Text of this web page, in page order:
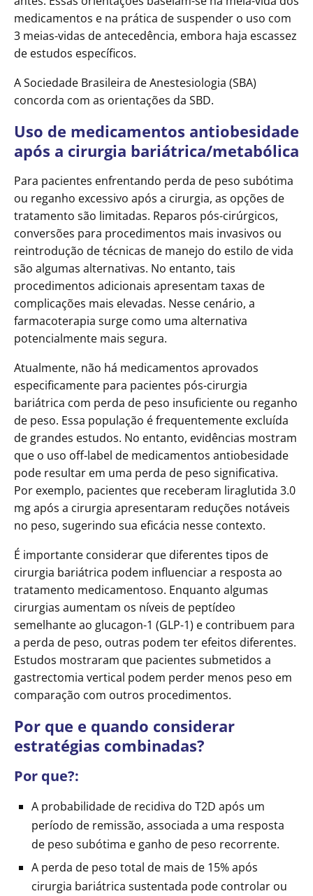
medicamentos e na prática de suspender o uso com
3 meias-vidas de antecedência, embora haja escassez
de estudos específicos.
A Sociedade Brasileira de Anestesiologia (SBA)
concorda com as orientações da SBD.
Uso de medicamentos antiobesidade
após a cirurgia bariátrica/metabólica
Para pacientes enfrentando perda de peso subótima
ou reganho excessivo após a cirurgia, as opções de
tratamento são limitadas. Reparos pós-cirúrgicos,
conversões para procedimentos mais invasivos ou
reintrodução de técnicas de manejo do estilo de vida
são algumas alternativas. No entanto, tais
procedimentos adicionais apresentam taxas de
complicações mais elevadas. Nesse cenário, a
farmacoterapia surge como uma alternativa
potencialmente mais segura.
Atualmente, não há medicamentos aprovados
especificamente para pacientes pós-cirurgia
bariátrica com perda de peso insuficiente ou reganho
de peso. Essa população é frequentemente excluída
de grandes estudos. No entanto, evidências mostram
que o uso off-label de medicamentos antiobesidade
pode resultar em uma perda de peso significativa.
Por exemplo, pacientes que receberam liraglutida 3.0
mg após a cirurgia apresentaram reduções notáveis
no peso, sugerindo sua eficácia nesse contexto.
É importante considerar que diferentes tipos de
cirurgia bariátrica podem influenciar a resposta ao
tratamento medicamentoso. Enquanto algumas
cirurgias aumentam os níveis de peptídeo
semelhante ao glucagon-1 (GLP-1) e contribuem para
a perda de peso, outras podem ter efeitos diferentes.
Estudos mostraram que pacientes submetidos a
gastrectomia vertical podem perder menos peso em
comparação com outros procedimentos.
Por que e quando considerar
estratégias combinadas?
Por que?:
A probabilidade de recidiva do T2D após um
período de remissão, associada a uma resposta
de peso subótima e ganho de peso recorrente.
A perda de peso total de mais de 15% após
cirurgia bariátrica sustentada pode controlar ou